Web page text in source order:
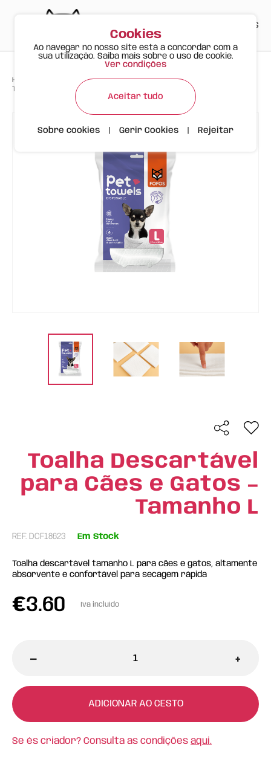
ES
Happy Meow Produtos > >
Toalha Descartável para Cães e Gatos – Tamanho L
Toalha Descartável
para Cães e Gatos –
Tamanho L
REF: DCF18623 Em Stock
Toalha descartável tamanho L para cães e gatos, altamente
absorvente e confortável para secagem rápida
€3.60 Iva incluído
- +
ADICIONAR AO CESTO
Se és criador? Consulta as condições aqui.
Cookies
Ao navegar no nosso site está a concordar com a
sua utilização. Saiba mais sobre o uso de cookie.
Ver condições
Aceitar tudo
Sobre cookies Gerir Cookies Rejeitar